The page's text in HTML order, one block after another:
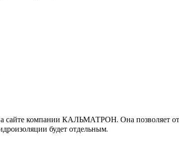
сайте компании КАЛЬМАТРОН. Она позволяет
будет отдельным.